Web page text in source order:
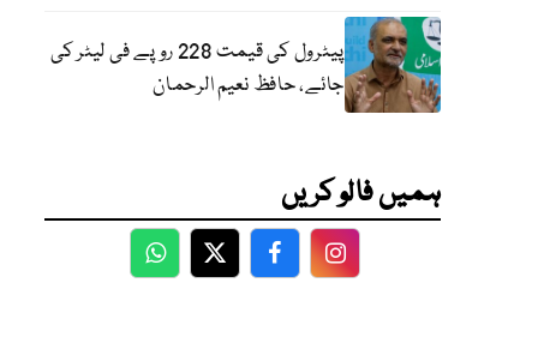
پیٹرول کی قیمت 228 روپے فی لیٹر کی
جائے، حافظ نعیم الرحمان
ہمیں فالو کریں
WhatsApp
TwitterFacebookFacebook